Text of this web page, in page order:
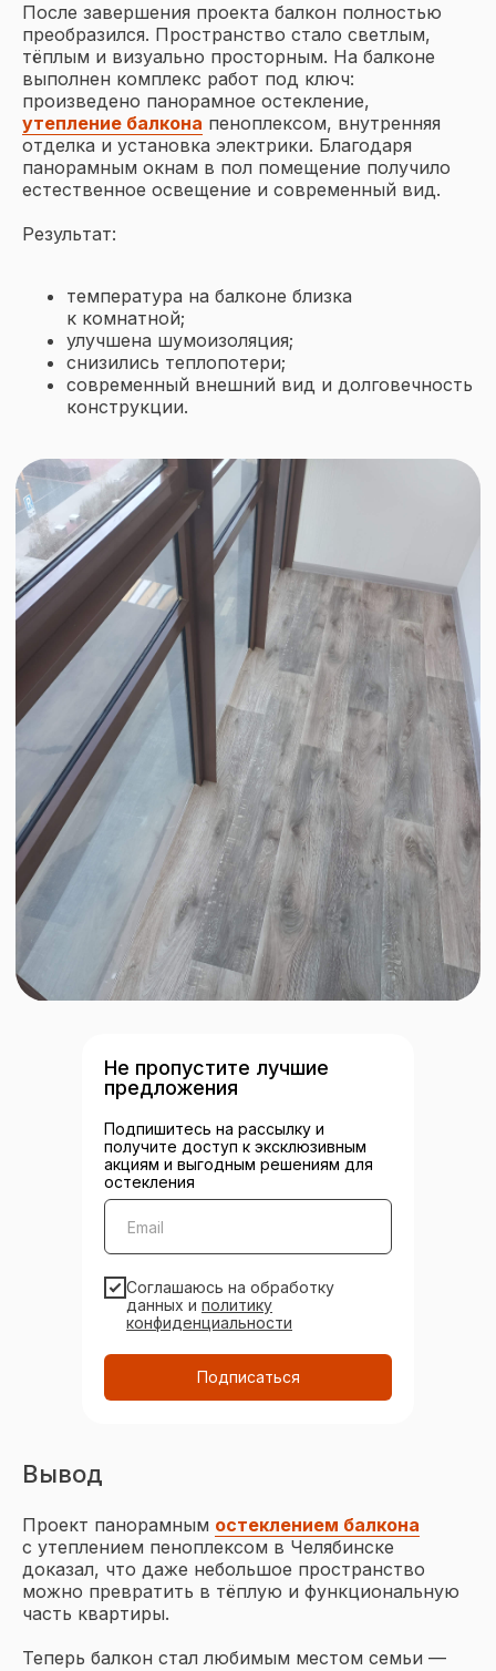
После завершения проекта балкон полностью
преобразился. Пространство стало светлым,
тёплым и визуально просторным. На балконе
выполнен комплекс работ под ключ:
произведено панорамное остекление,
утепление балкона пеноплексом, внутренняя
отделка и установка электрики. Благодаря
панорамным окнам в пол помещение получило
естественное освещение и современный вид.
Результат:
температура на балконе близка
к комнатной;
улучшена шумоизоляция;
снизились теплопотери;
современный внешний вид и долговечность
конструкции.
Не пропустите лучшие
предложения
Подпишитесь на рассылку и
получите доступ к эксклюзивным
акциям и выгодным решениям для
остекления
Соглашаюсь на обработку
данных и политику
конфиденциальности
Подписаться
Вывод
Проект панорамным остеклением балкона
с утеплением пеноплексом в Челябинске
доказал, что даже небольшое пространство
можно превратить в тёплую и функциональную
часть квартиры.
Теперь балкон стал любимым местом семьи —
+7
Прикрепить фото объекта или
проект
Add file
Ознакомлен(а) с
обработку персональных данных
Заказать звонок
Объекты остекления
Виды остекления
О компании
Контакты
О нас
51) 216-30-10
okna-idea74@yandex.ru
Остекление домов и коттеджей
Отделка балконов и лоджий
Политика конфиденциальности
Алюминиевые конструкции
Безрамное остекление
Портальное остекление
Проекты